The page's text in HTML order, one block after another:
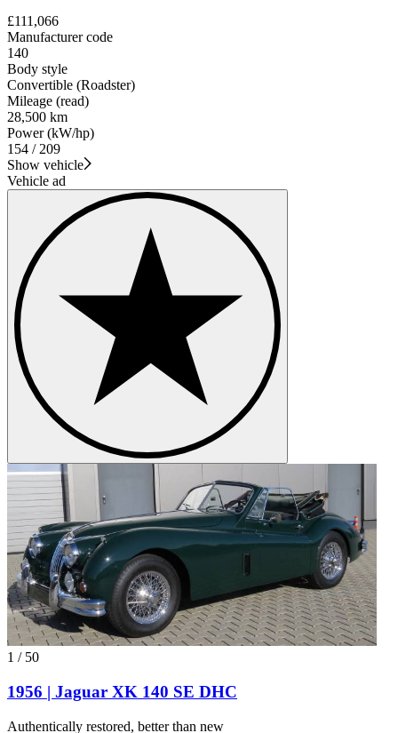
£111,066
Manufacturer code
140
Body style
Convertible (Roadster)
Mileage (read)
28,500 km
Power (kW/hp)
154 / 209
Show vehicle
Vehicle ad
1 / 50
1956 | Jaguar XK 140 SE DHC
Authentically restored, better than new